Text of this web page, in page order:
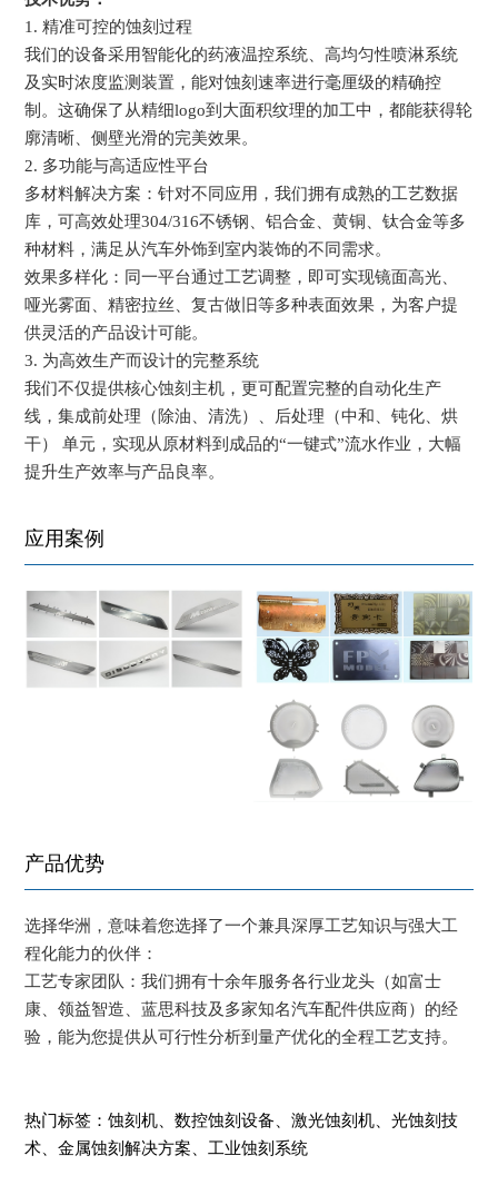
1. 精准可控的蚀刻过程
我们的设备采用智能化的药液温控系统、高均匀性喷淋系统
及实时浓度监测装置，能对蚀刻速率进行毫厘级的精确控
制。这确保了从精细logo到大面积纹理的加工中，都能获得轮
廓清晰、侧壁光滑的完美效果。
2. 多功能与高适应性平台
多材料解决方案：针对不同应用，我们拥有成熟的工艺数据
库，可高效处理304/316不锈钢、铝合金、黄铜、钛合金等多
种材料，满足从汽车外饰到室内装饰的不同需求。
效果多样化：同一平台通过工艺调整，即可实现镜面高光、
哑光雾面、精密拉丝、复古做旧等多种表面效果，为客户提
供灵活的产品设计可能。
3. 为高效生产而设计的完整系统
我们不仅提供核心蚀刻主机，更可配置完整的自动化生产
线，集成前处理（除油、清洗）、后处理（中和、钝化、烘
干） 单元，实现从原材料到成品的“一键式”流水作业，大幅
提升生产效率与产品良率。
应用案例
产品优势
选择华洲，意味着您选择了一个兼具深厚工艺知识与强大工
程化能力的伙伴：
工艺专家团队：我们拥有十余年服务各行业龙头（如富士
康、领益智造、蓝思科技及多家知名汽车配件供应商）的经
验，能为您提供从可行性分析到量产优化的全程工艺支持。
热门标签：蚀刻机、数控蚀刻设备、激光蚀刻机、光蚀刻技
术、金属蚀刻解决方案、工业蚀刻系统